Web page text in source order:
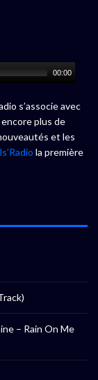
00:00
s’associe avec
plus de
et les
la première
– Rain On Me